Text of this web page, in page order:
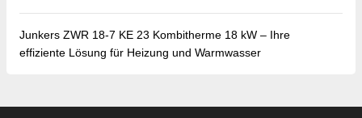
Junkers ZWR 18-7 KE 23 Kombitherme 18 kW – Ihre
effiziente Lösung für Heizung und Warmwasser